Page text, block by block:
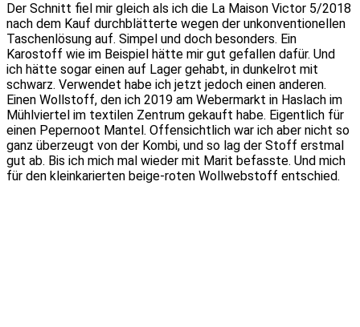
Der Schnitt fiel mir gleich als ich die La Maison Victor 5/2018
nach dem Kauf durchblätterte wegen der unkonventionellen
Taschenlösung auf. Simpel und doch besonders. Ein
Karostoff wie im Beispiel hätte mir gut gefallen dafür. Und
ich hätte sogar einen auf Lager gehabt, in dunkelrot mit
schwarz. Verwendet habe ich jetzt jedoch einen anderen.
Einen Wollstoff, den ich 2019 am Webermarkt in Haslach im
Mühlviertel im textilen Zentrum gekauft habe. Eigentlich für
einen Pepernoot Mantel. Offensichtlich war ich aber nicht so
ganz überzeugt von der Kombi, und so lag der Stoff erstmal
gut ab. Bis ich mich mal wieder mit Marit befasste. Und mich
für den kleinkarierten beige-roten Wollwebstoff entschied.